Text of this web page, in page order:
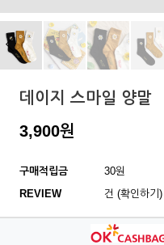
데이지 스마일 양말
3,900원
구매적립금
30원
REVIEW
건 (확인하기)